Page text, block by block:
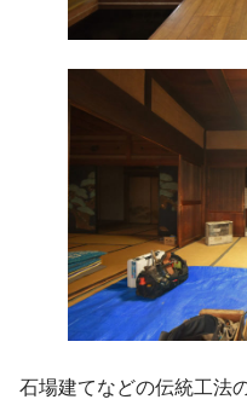
石場建てなどの伝統工法